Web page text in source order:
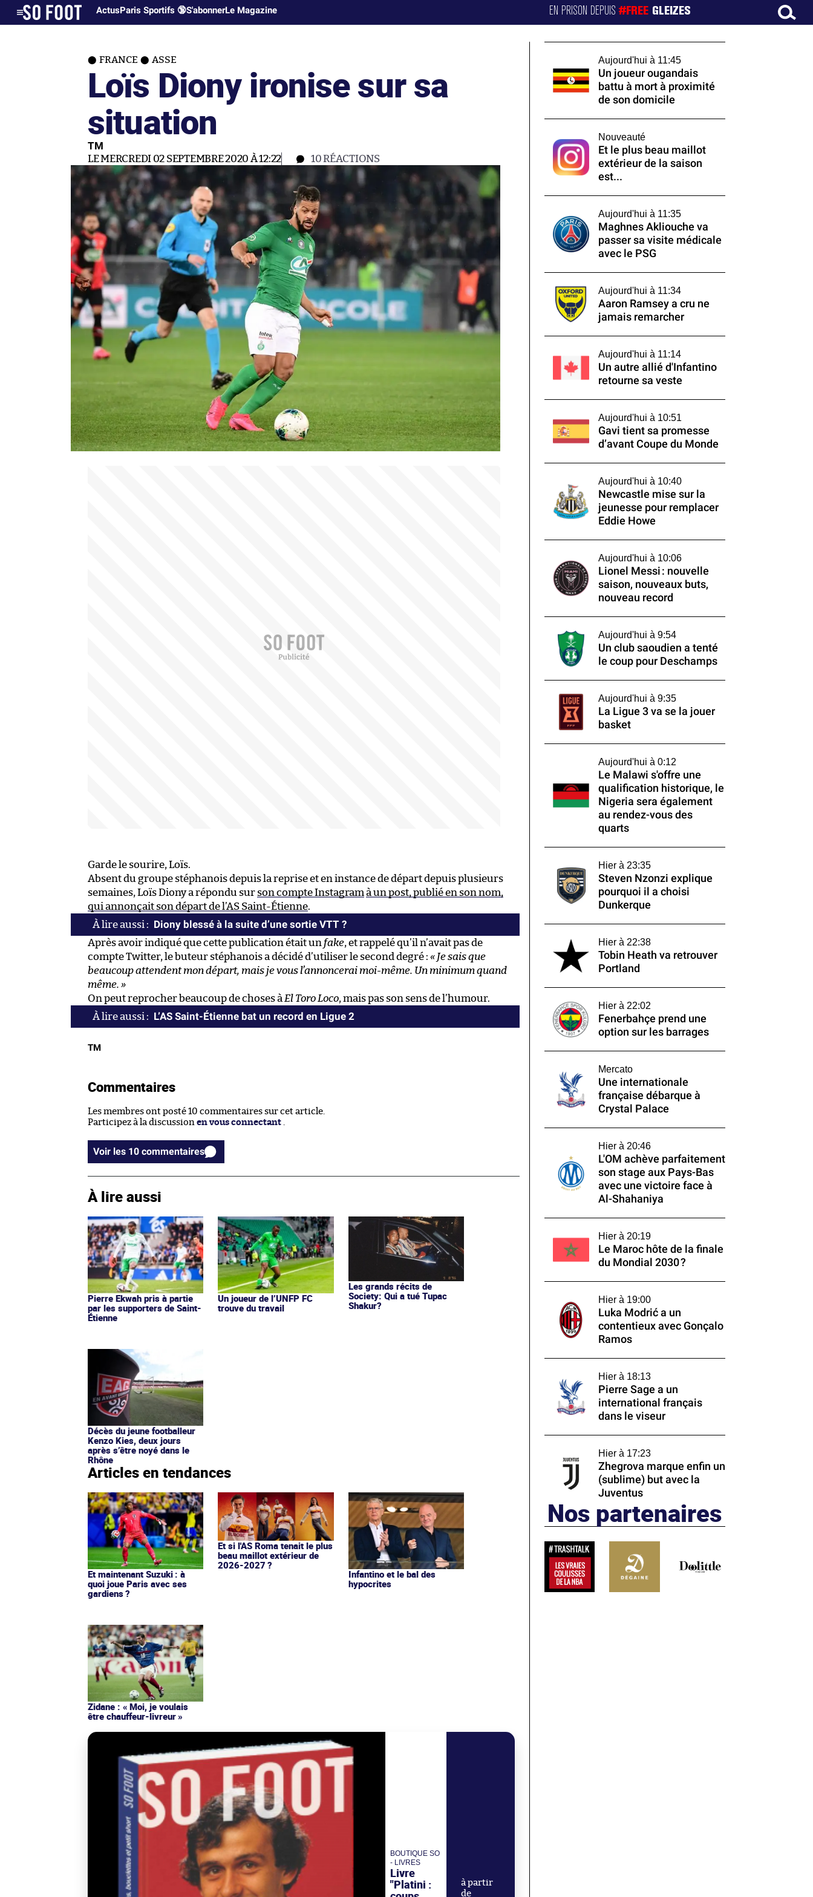
ActusParis Sportifs 🔞S'abonnerLe Magazine EN PRISON DEPUIS#FREE GLEIZES
FRANCE ASSE
Loïs Diony ironise sur sa
situation
TM
LE MERCREDI 02 SEPTEMBRE 2020 À 12:22 10RÉACTIONS
Garde le sourire, Loïs.
Absent du groupe stéphanois depuis la reprise et en instance de départ depuis plusieurs
semaines, Loïs Diony a répondu sur son compte Instagramà un post, publié en son nom,
qui annonçait son départ de l’AS Saint-Étienne.
Diony blessé à la suite d’une sortie VTT ?
Après avoir indiqué que cette publication était un fake, et rappelé qu’il n’avait pas de
compte Twitter, le buteur stéphanois a décidé d’utiliser le second degré : « Je sais que
beaucoup attendent mon départ, mais je vous l’annoncerai moi-même. Un minimum quand
même. »
On peut reprocher beaucoup de choses à El Toro Loco, mais pas son sens de l’humour.
L’AS Saint-Étienne bat un record en Ligue 2
TM
Commentaires
Les membres ont posté 10 commentaires sur cet article.
Participez à la discussion en vous connectant .
Voir les 10 commentaires
À lire aussi
Pierre Ekwah pris à partie
par les supporters de Saint-
Étienne
Un joueur de l’UNFP FC
trouve du travail
Les grands récits de
Society: Qui a tué Tupac
Shakur?
Décès du jeune footballeur
Kenzo Kies, deux jours
après s’être noyé dans le
Rhône
Articles en tendances
Et maintenant Suzuki : à
quoi joue Paris avec ses
gardiens ?
Et si l'AS Roma tenait le plus
beau maillot extérieur de
2026-2027 ?
Infantino et le bal des
hypocrites
Zidane : « Moi, je voulais
être chauffeur-livreur »
BOUTIQUE SO
- LIVRES
Livre
"Platini :
à partir
de
Aujourd'hui à 11:45
Un joueur ougandais
battu à mort à proximité
de son domicile
Nouveauté
Et le plus beau maillot
extérieur de la saison
est...
Aujourd'hui à 11:35
Maghnes Akliouche va
passer sa visite médicale
avec le PSG
Aujourd'hui à 11:34
Aaron Ramsey a cru ne
jamais remarcher
Aujourd'hui à 11:14
Un autre allié d'Infantino
retourne sa veste
Aujourd'hui à 10:51
Gavi tient sa promesse
d’avant Coupe du Monde
Aujourd'hui à 10:40
Newcastle mise sur la
jeunesse pour remplacer
Eddie Howe
Aujourd'hui à 10:06
Lionel Messi : nouvelle
saison, nouveaux buts,
nouveau record
Aujourd'hui à 9:54
Un club saoudien a tenté
le coup pour Deschamps
Aujourd'hui à 9:35
La Ligue 3 va se la jouer
basket
Aujourd'hui à 0:12
Le Malawi s'offre une
qualification historique, le
Nigeria sera également
au rendez-vous des
quarts
Hier à 23:35
Steven Nzonzi explique
pourquoi il a choisi
Dunkerque
Hier à 22:38
Tobin Heath va retrouver
Portland
Hier à 22:02
Fenerbahçe prend une
option sur les barrages
Mercato
Une internationale
française débarque à
Crystal Palace
Hier à 20:46
L'OM achève parfaitement
son stage aux Pays-Bas
avec une victoire face à
Al-Shahaniya
Hier à 20:19
Le Maroc hôte de la finale
du Mondial 2030 ?
Hier à 19:00
Luka Modrić a un
contentieux avec Gonçalo
Ramos
Hier à 18:13
Pierre Sage a un
international français
dans le viseur
Hier à 17:23
Zhegrova marque enfin un
(sublime) but avec la
Juventus
Nos partenaires